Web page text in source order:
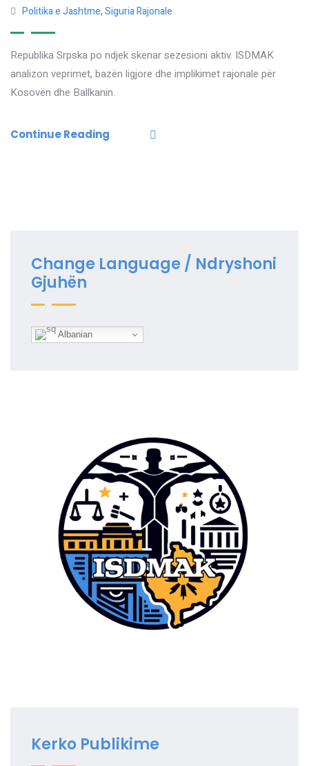
Politika e Jashtme,Siguria Rajonale
Republika Srpska po ndjek skenar sezesioni aktiv. ISDMAK
analizon veprimet, bazën ligjore dhe implikimet rajonale për
Kosovën dhe Ballkanin.
Continue Reading
Change Language / Ndryshoni
Gjuhën
Albanian
Kerko Publikime